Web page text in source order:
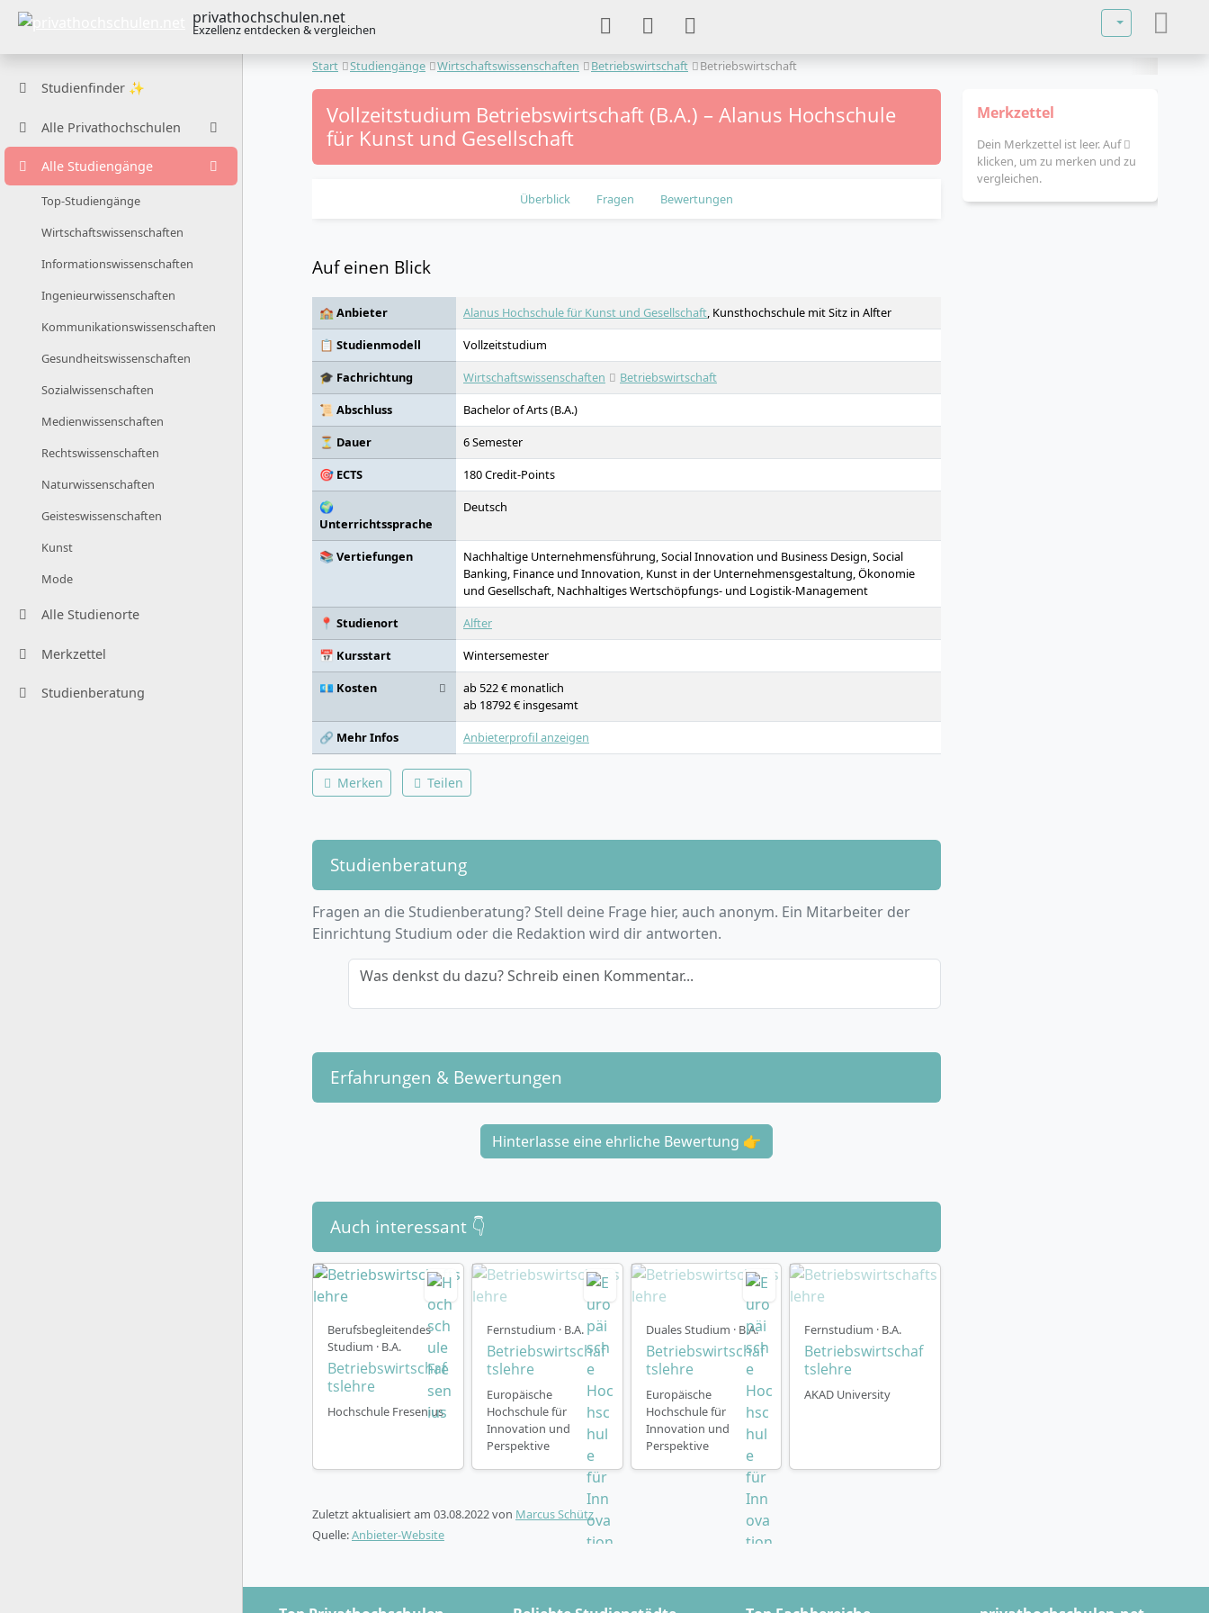
privathochschulen.net
Exzellenz entdecken & vergleichen
Sprache
Studienfinder ✨
Alle Privathochschulen
Alle Studiengänge
Top-Studiengänge
Wirtschaftswissenschaften
Informationswissenschaften
Ingenieurwissenschaften
Kommunikationswissenschaften
Gesundheitswissenschaften
Sozialwissenschaften
Medienwissenschaften
Rechtswissenschaften
Naturwissenschaften
Geisteswissenschaften
Kunst
Mode
Alle Studienorte
Merkzettel
Studienberatung
Start Studiengänge Wirtschaftswissenschaften Betriebswirtschaft Betriebswirtschaft
Vollzeitstudium Betriebswirtschaft (B.A.) – Alanus Hochschule
für Kunst und Gesellschaft
Überblick Fragen Bewertungen
Auf einen Blick
🏫 Anbieter Alanus Hochschule für Kunst und Gesellschaft, Kunsthochschule mit Sitz in Alfter
📋 Studienmodell
Vollzeitstudium
🎓 Fachrichtung
Wirtschaftswissenschaften
Betriebswirtschaft
📜 Abschluss
Bachelor of Arts (B.A.)
⏳ Dauer
6 Semester
🎯 ECTS
180 Credit-Points
🌍
Unterrichtssprache
Deutsch
📚 Vertiefungen
Nachhaltige Unternehmensführung, Social Innovation und Business Design, Social
Banking, Finance und Innovation, Kunst in der Unternehmensgestaltung, Ökonomie
und Gesellschaft, Nachhaltiges Wertschöpfungs- und Logistik-Management
📍 Studienort
Alfter
📅 Kursstart
Wintersemester
💶 Kosten
ab 522 € monatlich
ab 18792 € insgesamt
🔗 Mehr Infos
Anbieterprofil anzeigen
Merken Teilen
Studienberatung
Fragen an die Studienberatung? Stell deine Frage hier, auch anonym. Ein Mitarbeiter der
Einrichtung Studium oder die Redaktion wird dir antworten.
Was denkst du dazu? Schreib einen Kommentar...
Erfahrungen & Bewertungen
Hinterlasse eine ehrliche Bewertung 👉
Auch interessant 👇
Berufsbegleitendes
Studium · B.A.
Betriebswirtschaf
tslehre
Hochschule Fresenius
Fernstudium · B.A.
Betriebswirtschaf
tslehre
Europäische
Hochschule für
Innovation und
Perspektive
Duales Studium · B.A.
Betriebswirtschaf
tslehre
Europäische
Hochschule für
Innovation und
Perspektive
Fernstudium · B.A.
Betriebswirtschaf
tslehre
AKAD University
Zuletzt aktualisiert am 03.08.2022von Marcus Schütz
Quelle:Anbieter-Website
Merkzettel
Dein Merkzettel ist leer. Auf
klicken, um zu merken und zu
vergleichen.